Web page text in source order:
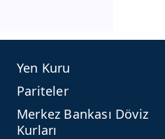
Yen Kuru
Pariteler
Merkez Bankası Döviz
Kurları